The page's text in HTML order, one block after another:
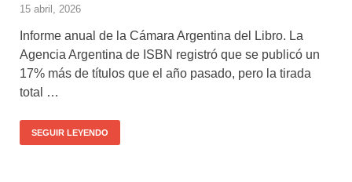
15 abril, 2026
Informe anual de la Cámara Argentina del Libro. La
Agencia Argentina de ISBN registró que se publicó un
17% más de títulos que el año pasado, pero la tirada
total …
SEGUIR LEYENDO